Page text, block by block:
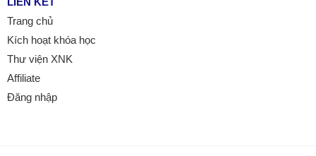
Trang chủ
Kích hoạt khóa học
Thư viện XNK
Affiliate
Đăng nhập